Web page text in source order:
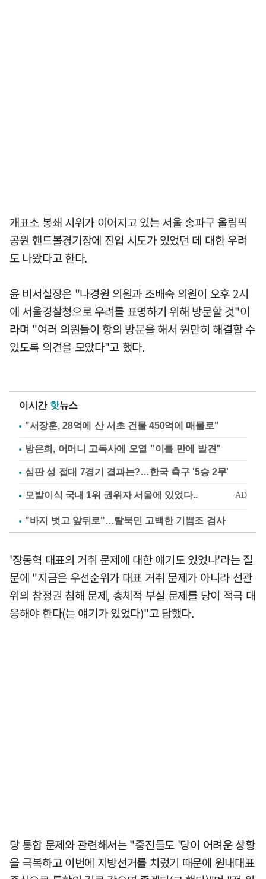
개표소 봉쇄 시위가 이어지고 있는 서울 송파구 올림픽
공원 핸드볼경기장에 진입 시도가 있었던 데 대한 우려
도 나왔다고 한다.
윤 비서실장은 "나경원 의원과 조배숙 의원이 오후 2시
에 서울경찰청으로 우려를 표명하기 위해 방문할 것"이
라며 "여러 의원들이 항의 방문을 해서 원만히 해결할 수
있도록 의견을 모았다"고 했다.
이시간 핫뉴스
"서장훈, 28억에 산 서초 건물 450억에 매물로"
방은희, 어머니 고독사에 오열 "이틀 만에 발견"
심판 성 접대 7경기 결과는?…한국 축구 '5승 2무'
"바지 벗고 앞뒤로"…탈북민 고백한 기쁨조 검사
'장동혁 대표의 거취 문제에 대한 얘기도 있었나'라는 질
문에 "지금은 우선순위가 대표 거취 문제가 아니라 선관
위의 참정권 침해 문제, 총체적 부실 문제를 당이 적극 대
응해야 한다(는 얘기가 있었다)"고 답했다.
당 통합 문제와 관련해서는 "중진들도 '당이 어려운 상황
을 극복하고 이번에 지방선거를 치렀기 때문에 원내대표